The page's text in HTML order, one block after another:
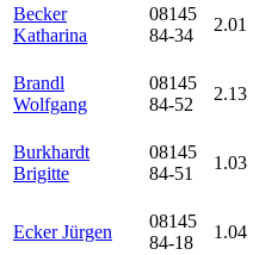
Becker
Katharina
08145
84-34
2.01
Brandl
Wolfgang
08145
84-52
2.13
Burkhardt
Brigitte
08145
84-51
1.03
Ecker Jürgen
08145
84-18
1.04